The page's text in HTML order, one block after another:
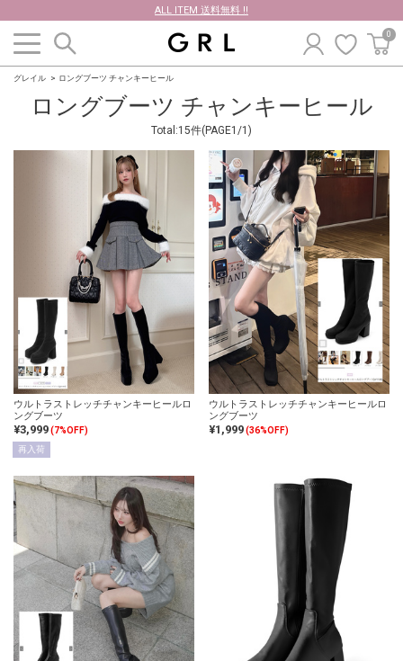
ALL ITEM 送料無料 !!
0
グレイル ロングブーツ チャンキーヒール
ロングブーツ チャンキーヒール
Total:15件(PAGE1/1)
ウルトラストレッチチャンキーヒールロ
ングブーツ
¥3,999(7%OFF)
再入荷
ウルトラストレッチチャンキーヒールロ
ングブーツ
¥1,999(36%OFF)